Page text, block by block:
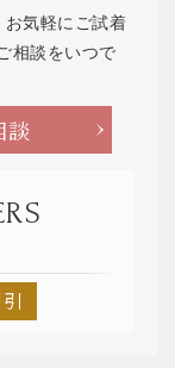
気軽にご試着
相談をいつで
談